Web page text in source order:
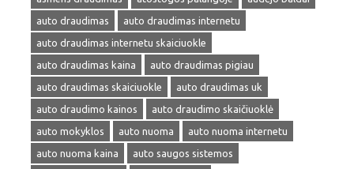
auto draudimas
auto draudimas internetu
auto draudimas internetu skaiciuokle
auto draudimas kaina
auto draudimas pigiau
auto draudimas skaiciuokle
auto draudimas uk
auto draudimo kainos
auto draudimo skaičiuoklė
auto mokyklos
auto nuoma
auto nuoma internetu
auto nuoma kaina
auto saugos sistemos